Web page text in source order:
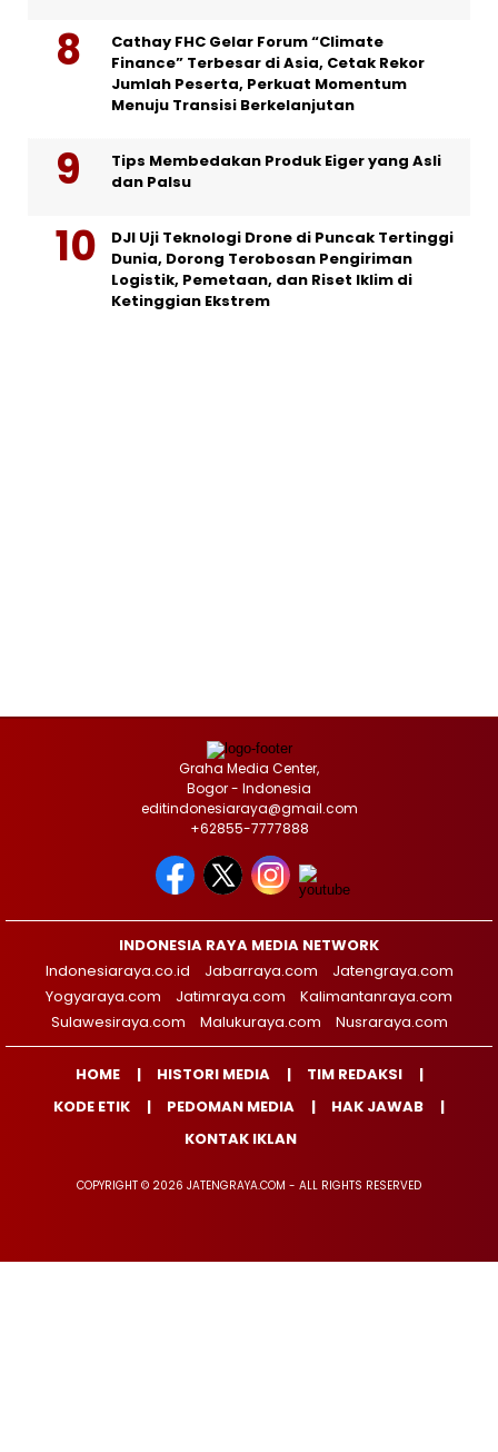
Cathay FHC Gelar Forum “Climate
Finance” Terbesar di Asia, Cetak Rekor
Jumlah Peserta, Perkuat Momentum
Menuju Transisi Berkelanjutan
Tips Membedakan Produk Eiger yang Asli
dan Palsu
DJI Uji Teknologi Drone di Puncak Tertinggi
Dunia, Dorong Terobosan Pengiriman
Logistik, Pemetaan, dan Riset Iklim di
Ketinggian Ekstrem
Graha Media Center,
Bogor - Indonesia
editindonesiaraya@gmail.com
+62855-7777888
INDONESIA RAYA MEDIA NETWORK
Indonesiaraya.co.id
Jabarraya.com
Jatengraya.com
Yogyaraya.com
Jatimraya.com
Kalimantanraya.com
Sulawesiraya.com
Malukuraya.com Nusraraya.com
HOME HISTORI MEDIA
TIM REDAKSI
KODE ETIK
PEDOMAN MEDIA
HAK JAWAB
KONTAK IKLAN
COPYRIGHT © 2026 JATENGRAYA.COM - ALL RIGHTS RESERVED